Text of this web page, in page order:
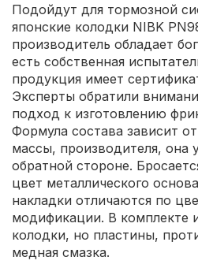
Подойдут для тормозной
японские колодки NIBK
производитель обладает
есть собственная
продукция имеет
Эксперты обратили
подход к изготовлению
Формула состава зависит
массы, производителя, она
обратной стороне.
цвет металлического
накладки отличаются по
модификации. В комплекте
колодки, но пластины,
медная смазка.